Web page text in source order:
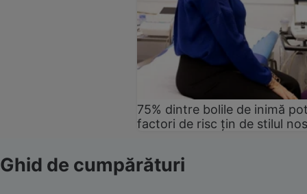
75% dintre bolile de inimă
factori de risc țin de stilul
Ghid de cumpărături